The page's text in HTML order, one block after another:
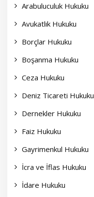
Arabuluculuk Hukuku
Avukatlık Hukuku
Borçlar Hukuku
Boşanma Hukuku
Ceza Hukuku
Deniz Ticareti Hukuku
Dernekler Hukuku
Faiz Hukuku
Gayrimenkul Hukuku
İcra ve İflas Hukuku
İdare Hukuku